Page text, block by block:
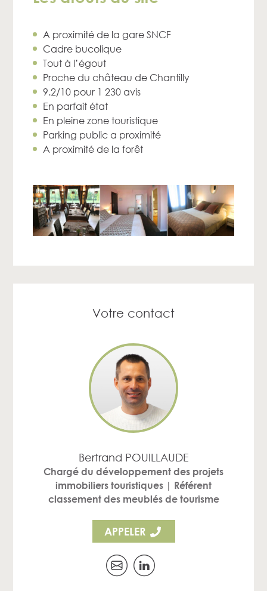
A proximité de la gare SNCF
Cadre bucolique
Tout à l’égout
Proche du château de Chantilly
9.2/10 pour 1 230 avis
En parfait état
En pleine zone touristique
Parking public a proximité
A proximité de la forêt
Votre contact
Bertrand POUILLAUDE
Chargé du développement des projets
immobiliers touristiques | Référent
classement des meublés de tourisme
APPELER